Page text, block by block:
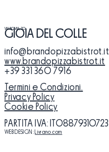
VIA ROMA, 70
GIOIA DEL COLLE
info@brandopizzabistrot.it
www.brandopizzabistrot.it
+39 331 360 7916
Termini e Condizioni.
Privacy Policy
Cookie Policy
PARTITA IVA: ​IT08879310723
WEB DESIGN: Livrano.com